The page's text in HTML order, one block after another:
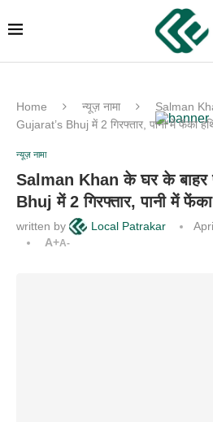
Home न्यूज़ नामा
Salman
Gujarat’s Bhuj में 2 गिरफ्तार, पानी में फेंका
न्यूज़ नामा
Salman Khan के घर के बाहर
Bhuj में 2 गिरफ्तार, पानी में फेंका
written by Local Patrakar
A+A-